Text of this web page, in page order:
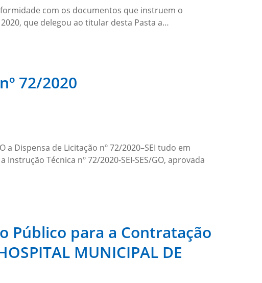
com os documentos que instruem o
que delegou ao titular desta Pasta a…
72/2020
a Dispensa de Licitação nº 72/2020–SEI tudo em
Técnica nº 72/2020-SEI-SES/GO, aprovada
Público para a Contratação
MUNICIPAL DE